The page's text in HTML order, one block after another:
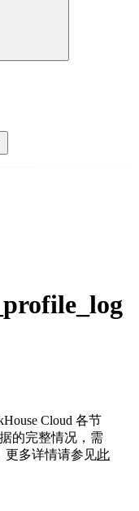
Cloud 各节
的完整情况，需
更多详情请参见此